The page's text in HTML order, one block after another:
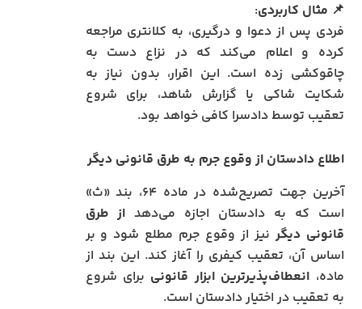
📌 مثال کاربردی:
فردی پس از دعوا و درگیری، به کلانتری مراجعه
کرده و اعلام می‌کند که در نزاع دست به
چاقوکشی زده است. این اقرار، بدون نیاز به
شکایت شاکی یا گزارش شاهد، برای شروع
تعقیب توسط دادسرا کافی خواهد بود.
اطلاع دادستان از وقوع جرم به طرق قانونی دیگر
آخرین جهت تصریح‌شده در ماده ۶۴، بند «ث»
است که به دادستان اجازه می‌دهد از طرق
قانونی دیگر نیز از وقوع جرم مطلع شود و بر
اساس آن، تعقیب کیفری را آغاز کند. این بند از
ماده، انعطاف‌پذیرترین ابزار قانونی برای شروع
به تعقیب در اختیار دادستان است.